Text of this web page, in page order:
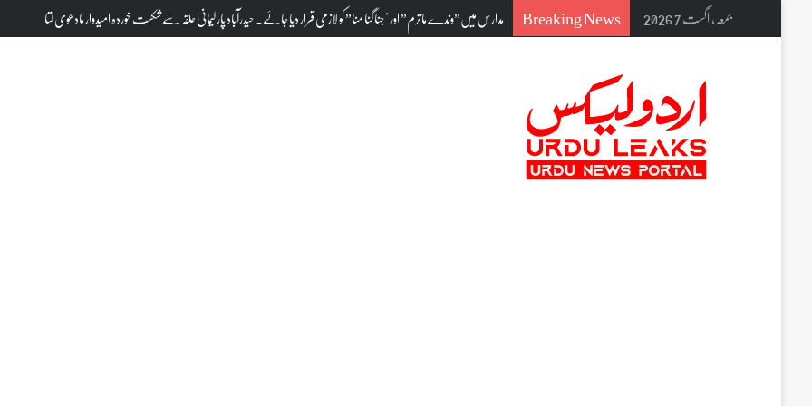
جمعہ, اگست 7 2026 Breaking News مدارس میں”وندے ماترم” اور "جنا گنا منا” کو لازمی قرار دیا جائے۔ حیدرآباد پارلیمانی حلقہ سے شکست خوردہ امیدوار مادھوی لتا